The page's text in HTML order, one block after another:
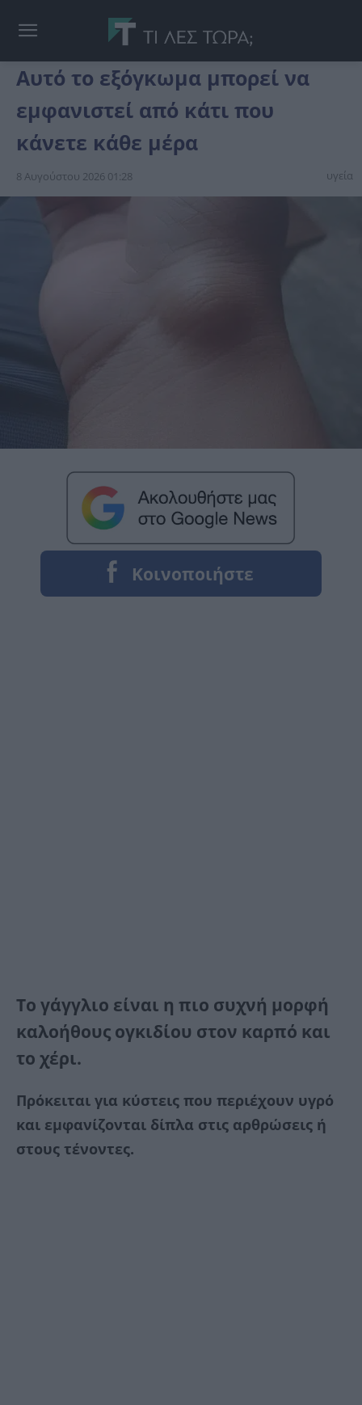
Αυτό το εξόγκωμα μπορεί να
εμφανιστεί από κάτι που
κάνετε κάθε μέρα
8 Αυγούστου 2026 01:28 υγεία
Τo γάγγλιo είναι η πιο συχνή μορφή
καλοήθους ογκιδίου στον καρπό και
το χέρι.
Πρόκειται για κύστεις που περιέχουν υγρό
και εμφανίζονται δίπλα στις αρθρώσεις ή
στους τένοντες.